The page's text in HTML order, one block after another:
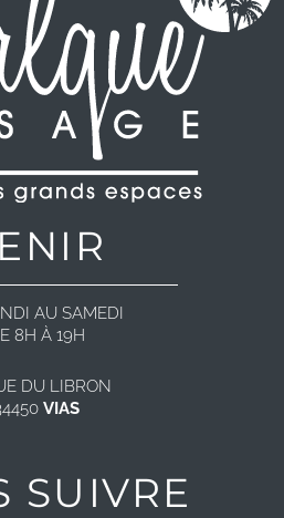
AU SAMEDI
8H À 19H
DU LIBRON
VIAS
SUIVRE